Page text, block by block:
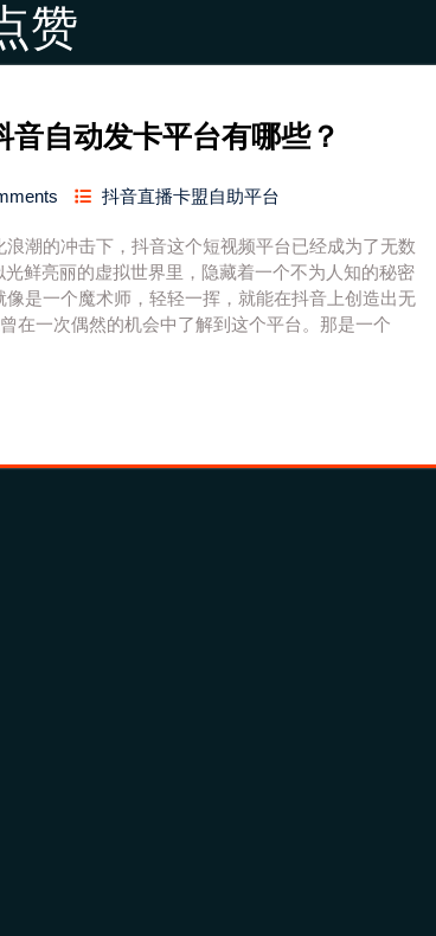
赞
自动发卡平台有哪些？
抖音直播卡盟自助平台
潮的冲击下，抖音这个短视频平台已经成为了无数
鲜亮丽的虚拟世界里，隐藏着一个不为人知的秘密
是一个魔术师，轻轻一挥，就能在抖音上创造出无
在一次偶然的机会中了解到这个平台。那是一个